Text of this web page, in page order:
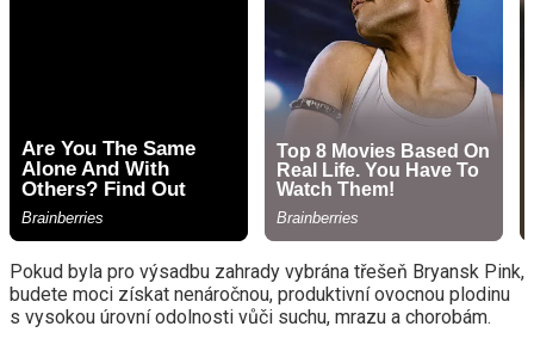
Pokud byla pro výsadbu zahrady vybrána třešeň Bryansk Pink,
budete moci získat nenáročnou, produktivní ovocnou plodinu
s vysokou úrovní odolnosti vůči suchu, mrazu a chorobám.